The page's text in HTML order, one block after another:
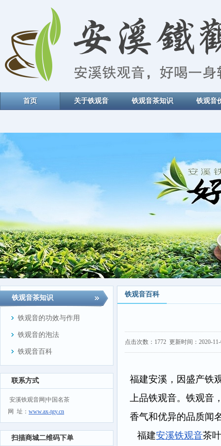
首页 关于铁观音 铁观音茶知识 铁观音
铁观音茶知识
铁观音的功效与作用
铁观音的泡法
铁观音百科
联系方式
安溪铁观音网|中国名茶
网 址： www.ax-tgy.cn
扫描商城二维码下单
铁观音百科
点击次数： 1772 更新时间：2020-
福建安溪，因盛产铁
上品铁观音。铁观
香气和优异的品质闻
福建安溪铁观音茶